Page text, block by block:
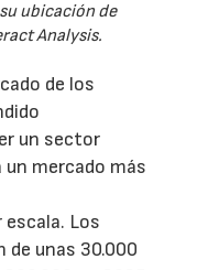
ubicación de
Analysis.
de los
un sector
mercado más
Los
de unas 30.000